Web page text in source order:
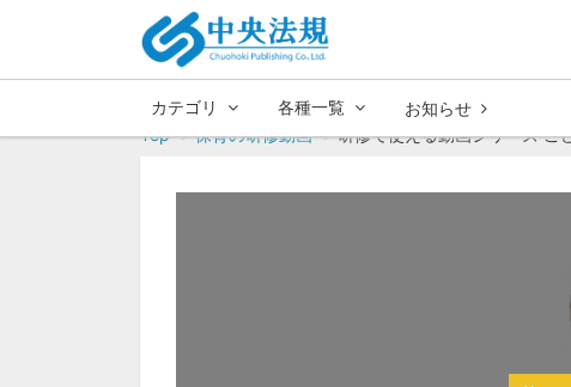
カテゴリ 各種一覧 お知らせ
Top
保育の研修動画 研修で使える動画シリーズ